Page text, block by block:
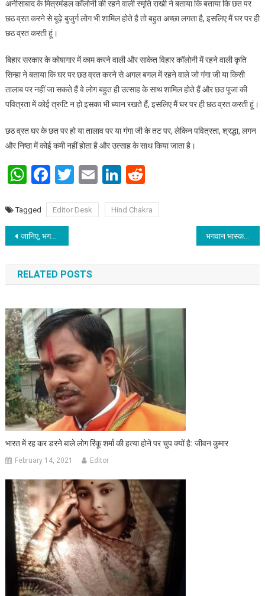
अनीसाबाद के मित्रमंडल कॉलोनी की रहने वाली स्मृति राखी ने बताया कि बताया कि छत पर
छठ व्रत करने से बूढ़े बुजुर्ग लोग भी शामिल होते है तो बहुत अच्छा लगता है, इसलिए मैं घर पर ही
छठ व्रत करती हूं।
बिहार सरकार के कोषागार में काम करने वाली और साकेत विहार कॉलोनी में रहने वाली कृति
सिन्हा ने बताया कि घर पर छठ व्रत करने से अगल बगल में रहने वाले जो गंगा जी या किसी
तालाब पर नहीं जा सकते हैं वे लोग बहुत ही उत्साह के साथ शामिल होते हैं और छठ पूजा की
पवित्रता में कोई त्रुटि न हो इसका भी ध्यान रखते हैं, इसलिए मैं घर पर ही छठ व्रत करती हूं।
छठ व्रत घर के छत पर हो या तालाव पर या गंगा जी के तट पर, लेकिन पवित्रता, श्रद्धा, लगन
और निष्ठा में कोई कमी नहीं होता है और उत्साह के साथ किया जाता है।
WhatsApp
Facebook
Twitter
EmailLinkedIn
Reddit
Tagged Editor Desk Hind Chakra
Post navigation
जानिए, भगवान सूर्य के लिए की जाने वाली अनुष्ठान, अर्घ्य एवं व्रत के बारे में, भगवान भास्कर की सूर्य षष्ठी व्रत का समापन
RELATED POSTS
भारत में रह कर डरने बाले लोग रिंकू शर्मा की हत्या होने पर चुप क्यों है: जीवन कुमार
February 14, 2021 Editor